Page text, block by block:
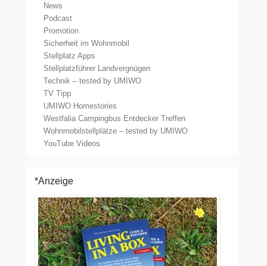
News
Podcast
Promotion
Sicherheit im Wohnmobil
Stellplatz Apps
Stellplatzführer Landvergnügen
Technik – tested by UMIWO
TV Tipp
UMIWO Homestories
Westfalia Campingbus Entdecker Treffen
Wohnmobilstellplätze – tested by UMIWO
YouTube Videos
*Anzeige